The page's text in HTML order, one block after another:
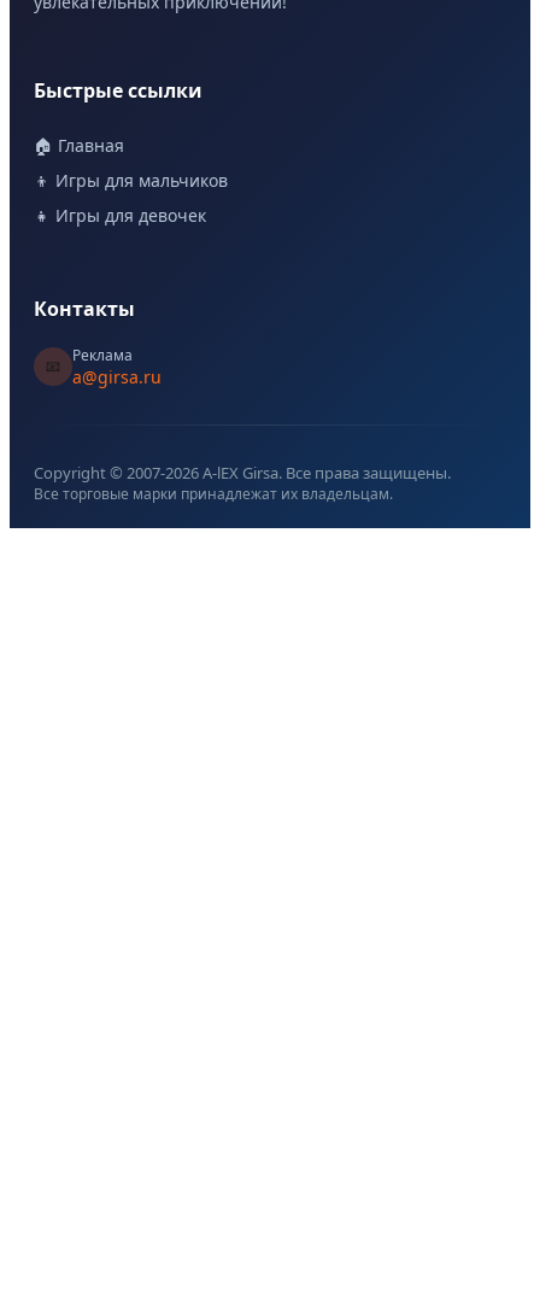
Быстрые ссылки
🏠 Главная
👦 Игры для мальчиков
👧 Игры для девочек
Контакты
📧
Реклама
a@girsa.ru
Copyright © 2007-2026A-lEX Girsa. Все права защищены.
Все торговые марки принадлежат их владельцам.